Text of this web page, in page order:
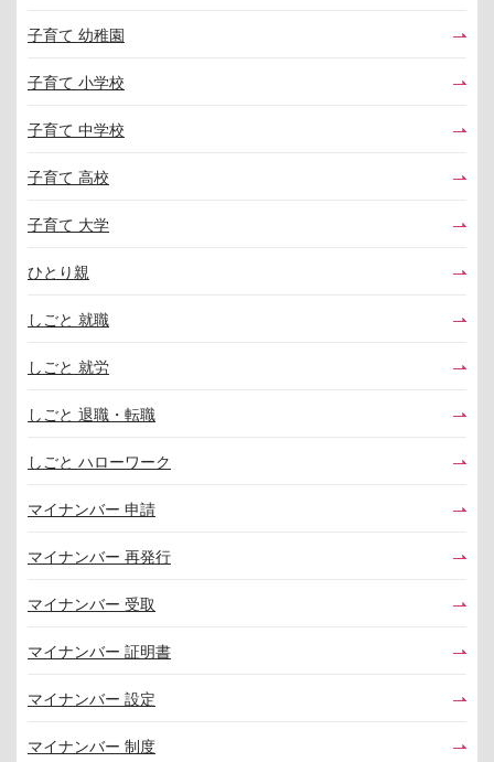
子育て 幼稚園
子育て 小学校
子育て 中学校
子育て 高校
子育て 大学
ひとり親
しごと 就職
しごと 就労
しごと 退職・転職
しごと ハローワーク
マイナンバー 申請
マイナンバー 再発行
マイナンバー 受取
マイナンバー 証明書
マイナンバー 設定
マイナンバー 制度